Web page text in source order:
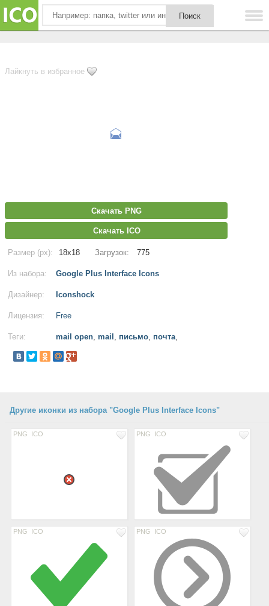
Лайкнуть в избранное
Скачать PNG
Скачать ICO
Размер (px): 18x18 Загрузок: 775
Из набора: Google Plus Interface Icons
Дизайнер: Iconshock
Лицензия: Free
Теги: mail open, mail , письмо, почта,
Другие иконки из набора "Google Plus Interface Icons"
PNG ICO PNG ICO
PNG ICO PNG ICO